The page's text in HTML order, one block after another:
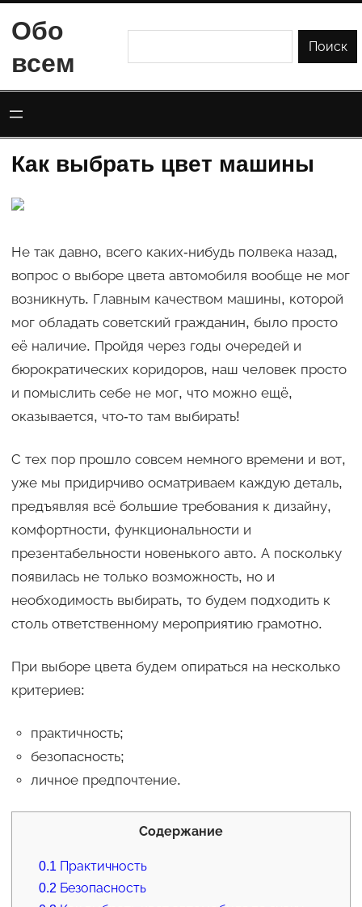
содержимому
Обо
всем
Поиск
Как выбрать цвет машины
Не так давно, всего каких-нибудь полвека назад,
вопрос о выборе цвета автомобиля вообще не мог
возникнуть. Главным качеством машины, которой
мог обладать советский гражданин, было просто
её наличие. Пройдя через годы очередей и
бюрократических коридоров, наш человек просто
и помыслить себе не мог, что можно ещё,
оказывается, что-то там выбирать!
С тех пор прошло совсем немного времени и вот,
уже мы придирчиво осматриваем каждую деталь,
предъявляя всё большие требования к дизайну,
комфортности, функциональности и
презентабельности новенького авто. А поскольку
появилась не только возможность, но и
необходимость выбирать, то будем подходить к
столь ответственному мероприятию грамотно.
При выборе цвета будем опираться на несколько
критериев:
практичность;
безопасность;
личное предпочтение.
Содержание
0.1 Практичность
0.2 Безопасность